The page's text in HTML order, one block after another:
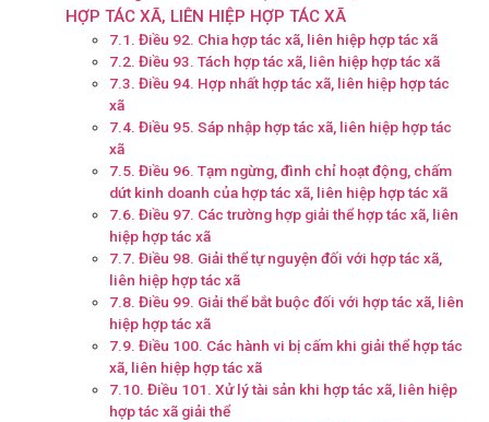
HỢP TÁC XÃ, LIÊN HIỆP HỢP TÁC XÃ
Điều 92. Chia hợp tác xã, liên hiệp hợp tác xã
Điều 93. Tách hợp tác xã, liên hiệp hợp tác xã
Điều 94. Hợp nhất hợp tác xã, liên hiệp hợp tác
xã
Điều 95. Sáp nhập hợp tác xã, liên hiệp hợp tác
xã
Điều 96. Tạm ngừng, đình chỉ hoạt động, chấm
dứt kinh doanh của hợp tác xã, liên hiệp hợp tác xã
Điều 97. Các trường hợp giải thể hợp tác xã, liên
hiệp hợp tác xã
Điều 98. Giải thể tự nguyện đối với hợp tác xã,
liên hiệp hợp tác xã
Điều 99. Giải thể bắt buộc đối với hợp tác xã, liên
hiệp hợp tác xã
Điều 100. Các hành vi bị cấm khi giải thể hợp tác
xã, liên hiệp hợp tác xã
Điều 101. Xử lý tài sản khi hợp tác xã, liên hiệp
hợp tác xã giải thể